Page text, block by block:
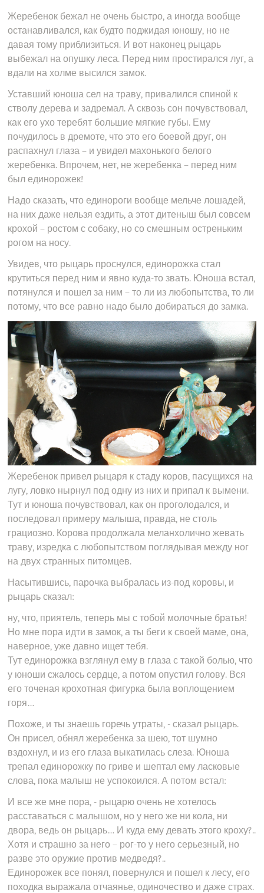
Жеребенок бежал не очень быстро, а иногда вообще
останавливался, как будто поджидая юношу, но не
давая тому приблизиться. И вот наконец рыцарь
выбежал на опушку леса. Перед ним простирался луг, а
вдали на холме высился замок.
Уставший юноша сел на траву, привалился спиной к
стволу дерева и задремал. А сквозь сон почувствовал,
как его ухо теребят большие мягкие губы. Ему
почудилось в дремоте, что это его боевой друг, он
распахнул глаза – и увидел махонького белого
жеребенка. Впрочем, нет, не жеребенка – перед ним
был единорожек!
Надо сказать, что единороги вообще мельче лошадей,
на них даже нельзя ездить, а этот дитеныш был совсем
крохой – ростом с собаку, но со смешным остреньким
рогом на носу.
Увидев, что рыцарь проснулся, единорожка стал
крутиться перед ним и явно куда-то звать. Юноша встал,
потянулся и пошел за ним – то ли из любопытства, то ли
потому, что все равно надо было добираться до замка.
Жеребенок привел рыцаря к стаду коров, пасущихся на
лугу, ловко нырнул под одну из них и припал к вымени.
Тут и юноша почувствовал, как он проголодался, и
последовал примеру малыша, правда, не столь
грациозно. Корова продолжала меланхолично жевать
траву, изредка с любопытством поглядывая между ног
на двух странных питомцев.
Насытившись, парочка выбралась из-под коровы, и
рыцарь сказал:
ну, что, приятель, теперь мы с тобой молочные братья!
Но мне пора идти в замок, а ты беги к своей маме, она,
наверное, уже давно ищет тебя.
Тут единорожка взглянул ему в глаза с такой болью, что
у юноши сжалось сердце, а потом опустил голову. Вся
его точеная крохотная фигурка была воплощением
горя…
Похоже, и ты знаешь горечь утраты, - сказал рыцарь.
Он присел, обнял жеребенка за шею, тот шумно
вздохнул, и из его глаза выкатилась слеза. Юноша
трепал единорожку по гриве и шептал ему ласковые
слова, пока малыш не успокоился. А потом встал:
И все же мне пора, - рыцарю очень не хотелось
расставаться с малышом, но у него же ни кола, ни
двора, ведь он рыцарь… И куда ему девать этого кроху?..
Хотя и страшно за него – рог-то у него серьезный, но
разве это оружие против медведя?..
Единорожек все понял, повернулся и пошел к лесу, его
походка выражала отчаянье, одиночество и даже страх.